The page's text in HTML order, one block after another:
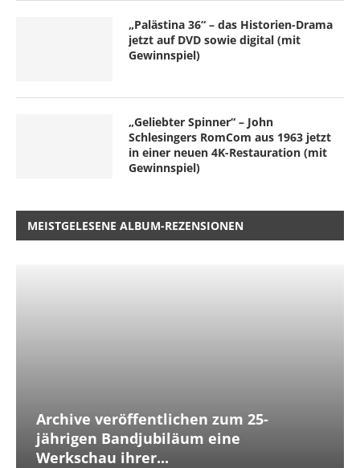
„Palästina 36“ – das Historien-Drama
jetzt auf DVD sowie digital (mit
Gewinnspiel)
„Geliebter Spinner“ – John
Schlesingers RomCom aus 1963 jetzt
in einer neuen 4K-Restauration (mit
Gewinnspiel)
MEISTGELESENE ALBUM-REZENSIONEN
Archive veröffentlichen zum 25-
jährigen Bandjubiläum eine
Werkschau ihrer...